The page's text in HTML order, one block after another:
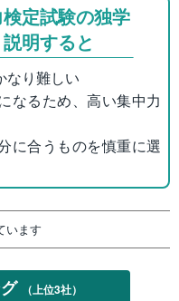
定試験の独学
明すると
なり難しい
なるため、高い集中力
に合うものを慎重に選
います
（上位3社）